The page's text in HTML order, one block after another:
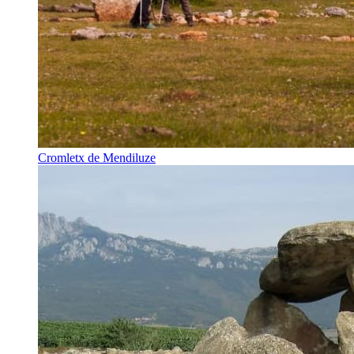
Cromletx de Mendiluze